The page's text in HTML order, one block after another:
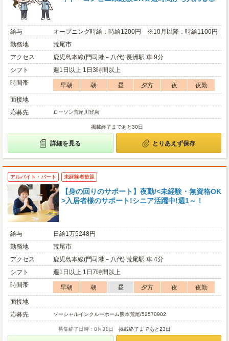
給与
オープニング時給：時給1200円 ※10月以降：時給1100円
勤務地
荒尾市
アクセス
鹿児島本線(門司港－八代) 長洲駅 車 9分
シフト
週1日以上 1日3時間以上
時間帯
早朝 朝 昼 夕方 夜
夜勤
面接地
応募先
ローソン荒尾川登店
掲載終了まであと30日
詳細を見る とりあえず保存
アルバイト・パート 未経験者歓迎
【身の回りのサポート】夜勤/<未経験・無資格OK
>入居者様のサポート!シニア活躍中!週1～！
給与
日給1万5248円
勤務地
荒尾市
アクセス
鹿児島本線(門司港－八代) 荒尾駅 車 4分
シフト
週1日以上 1日7時間以上
時間帯
早朝 朝 昼 夕方 夜
夜勤
面接地
応募先
ソーシャルインクルーホーム熊本荒尾/52570902
募集終了日時：8月31日 掲載終了まであと23日